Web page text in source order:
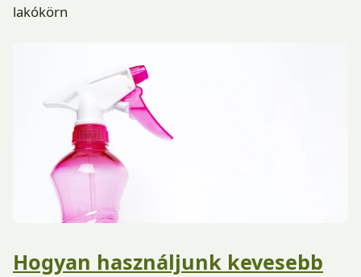
lakókörn
Hogyan használjunk kevesebb